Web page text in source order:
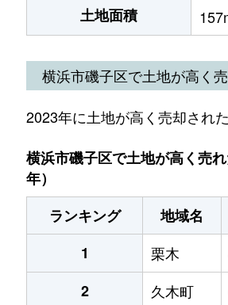
土地面積
横浜市磯子区で土地が高く
2023年に土地が高く売却された
横浜市磯子区で土地が高く売
年）
ランキング
地域名
1
栗木
2
久木町